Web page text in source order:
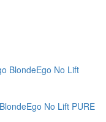
No Lift PURE